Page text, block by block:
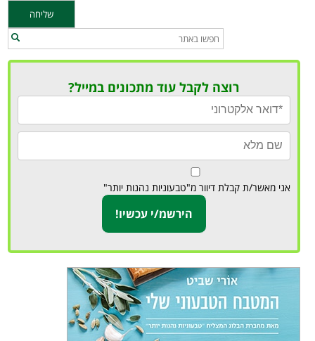
רוצה לקבל עוד מתכונים במייל?
אני מאשר/ת קבלת דיוור מ"טבעוניות נהנות יותר"